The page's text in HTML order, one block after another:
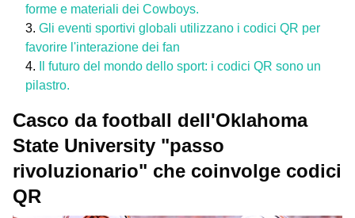
forme e materiali dei Cowboys.
Gli eventi sportivi globali utilizzano i codici QR per
favorire l'interazione dei fan
Il futuro del mondo dello sport: i codici QR sono un
pilastro.
Casco da football dell'Oklahoma
State University "passo
rivoluzionario" che coinvolge codici
QR